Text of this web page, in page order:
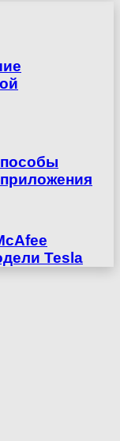
Tesla